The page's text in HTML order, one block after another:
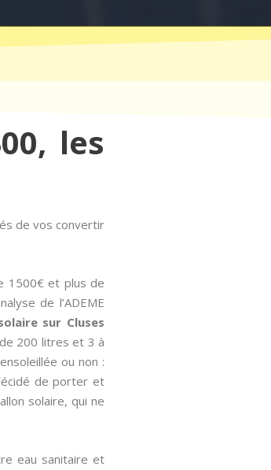
les
de vos convertir
1500€ et plus de
de l’ADEME
sur Cluses
200 litres et 3 à
ou non :
de porter et
solaire, qui ne
eau sanitaire et